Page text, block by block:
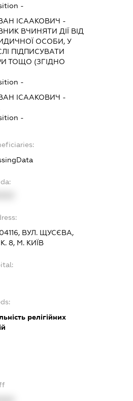
-
ІСААКОВИЧ -
ВЧИНЯТИ ДІЇ ВІД
ОСОБИ, У
ПІДПИСУВАТИ
ТОЩО (ЗГІДНО
-
ІСААКОВИЧ -
-
ВУЛ. ЩУСЄВА,
8, М. КИЇВ
релігійних